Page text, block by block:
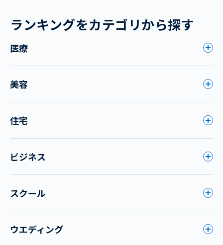
ランキングをカテゴリから探す
医療
美容
住宅
ビジネス
スクール
ウエディング